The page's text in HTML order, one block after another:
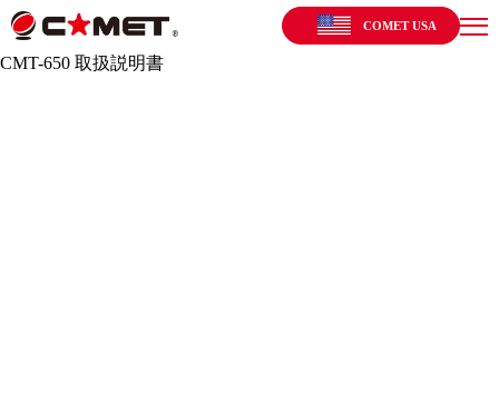
COMET USA
CMT-650 取扱説明書